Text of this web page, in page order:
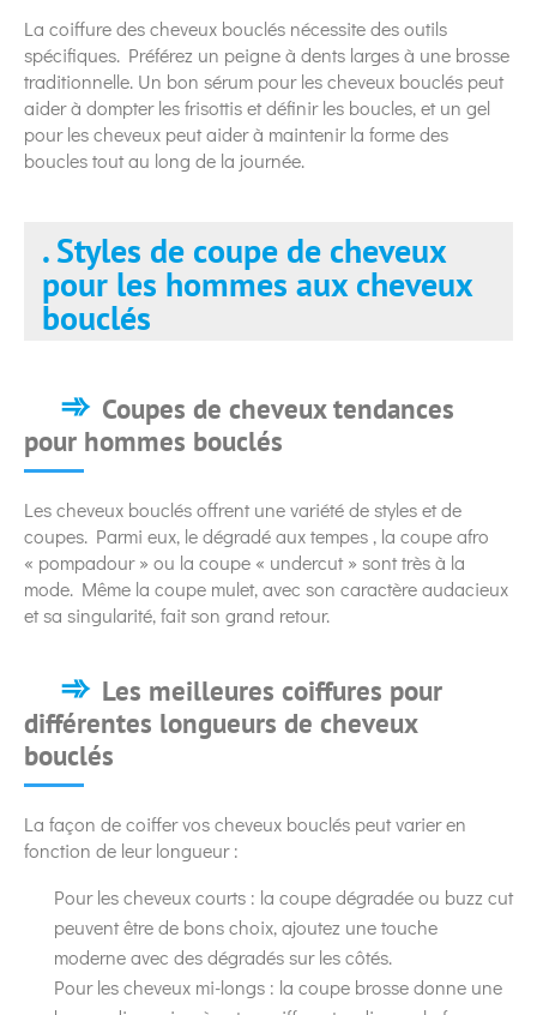
La coiffure des cheveux bouclés nécessite des outils
spécifiques. Préférez un peigne à dents larges à une brosse
traditionnelle. Un bon sérum pour les cheveux bouclés peut
aider à dompter les frisottis et définir les boucles, et un gel
pour les cheveux peut aider à maintenir la forme des
boucles tout au long de la journée.
. Styles de coupe de cheveux
pour les hommes aux cheveux
bouclés
Coupes de cheveux tendances
pour hommes bouclés
Les cheveux bouclés offrent une variété de styles et de
coupes. Parmi eux, le dégradé aux tempes , la coupe afro
« pompadour » ou la coupe « undercut » sont très à la
mode. Même la coupe mulet, avec son caractère audacieux
et sa singularité, fait son grand retour.
Les meilleures coiffures pour
différentes longueurs de cheveux
bouclés
La façon de coiffer vos cheveux bouclés peut varier en
fonction de leur longueur :
Pour les cheveux courts : la coupe dégradée ou buzz cut
peuvent être de bons choix, ajoutez une touche
moderne avec des dégradés sur les côtés.
Pour les cheveux mi-longs : la coupe brosse donne une